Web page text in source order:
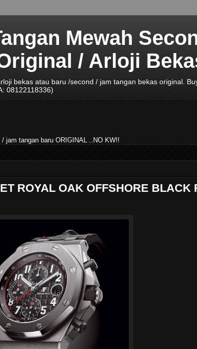
Mewah
/ Arloji
bekas atau baru /second / jam tangan bekas original.
08122118336)
jam tangan baru ORIGINAL ..NO KW!!
ROYAL OAK OFFSHORE BLACK